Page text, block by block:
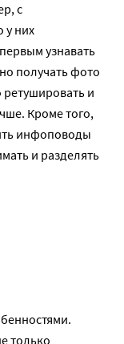
с
у них
узнавать
получать фото
и
Кроме того,
инфоповоды
и разделять
только